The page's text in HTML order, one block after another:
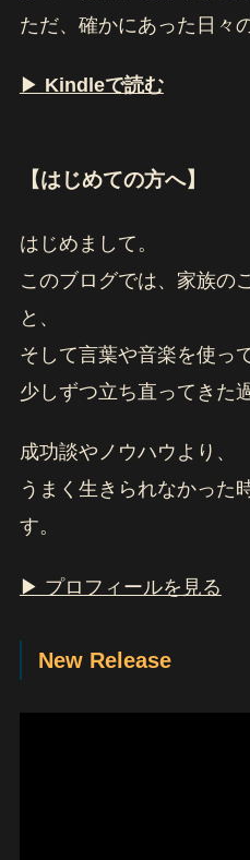
ただ、確かにあった日々
▶ Kindleで読む
【はじめての方へ】
はじめまして。
このブログでは、家族の
と、
そして言葉や音楽を使って
少しずつ立ち直ってきた
成功談やノウハウより、
うまく生きられなかった
す。
▶ プロフィールを見る
New Release